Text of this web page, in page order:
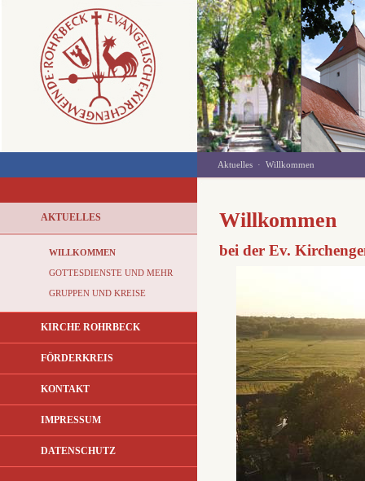
AKTUELLES
WILLKOMMEN
GOTTESDIENSTE UND MEHR
GRUPPEN UND KREISE
KIRCHE ROHRBECK
FÖRDERKREIS
KONTAKT
IMPRESSUM
DATENSCHUTZ
Aktuelles · Willkommen
Willkommen
bei der Ev.